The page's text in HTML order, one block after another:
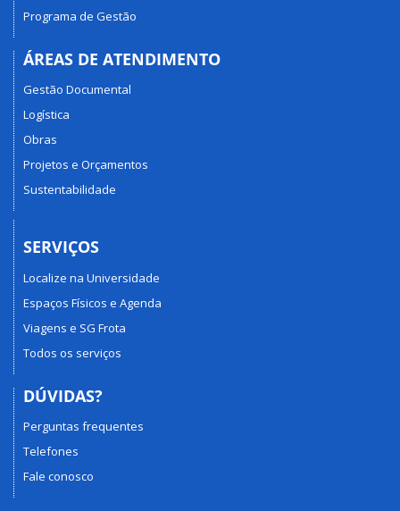
Programa de Gestão
ÁREAS DE ATENDIMENTO
Gestão Documental
Logística
Obras
Projetos e Orçamentos
Sustentabilidade
SERVIÇOS
Localize na Universidade
Espaços Físicos e Agenda
Viagens e SG Frota
Todos os serviços
DÚVIDAS?
Perguntas frequentes
Telefones
Fale conosco